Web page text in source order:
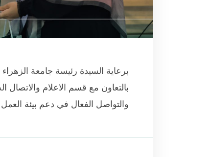
برعاية السيدة رئيسة جامعة الزهراء
بالتعاون مع قسم الاعلام والاتصال
والتواصل الفعال في دعم بيئة